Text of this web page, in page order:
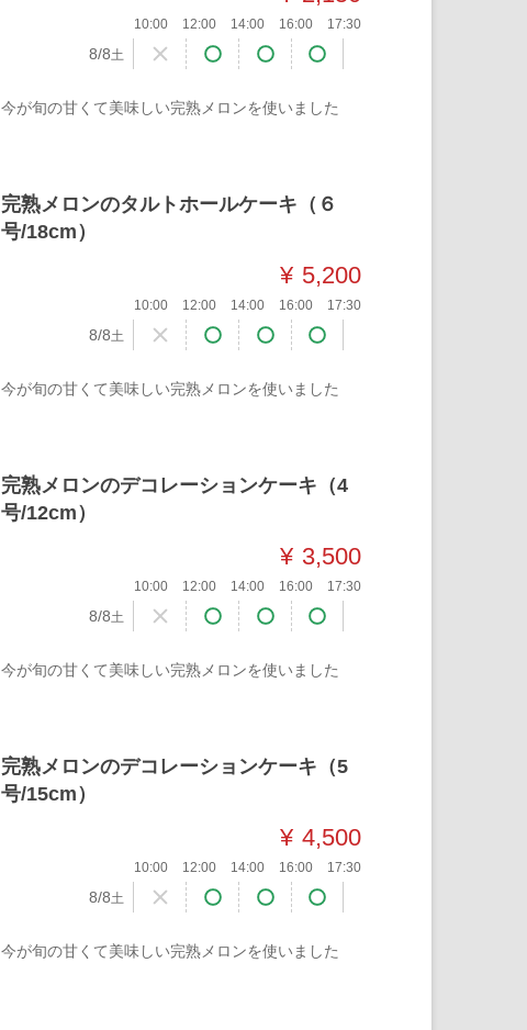
10:00 12:00 14:00 16:00 17:30
8/8土
今が旬の甘くて美味しい完熟メロンを使いました
完熟メロンのタルトホールケーキ（６
号/18cm）
¥ 5,200
10:00 12:00 14:00 16:00 17:30
8/8土
今が旬の甘くて美味しい完熟メロンを使いました
完熟メロンのデコレーションケーキ（4
号/12cm）
¥ 3,500
10:00 12:00 14:00 16:00 17:30
8/8土
今が旬の甘くて美味しい完熟メロンを使いました
完熟メロンのデコレーションケーキ（5
号/15cm）
¥ 4,500
10:00 12:00 14:00 16:00 17:30
8/8土
今が旬の甘くて美味しい完熟メロンを使いました